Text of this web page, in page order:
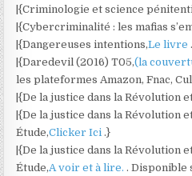
|{Criminologie et science
|{Cybercriminalité : les mafias
|{Dangereuses intentions,Le livre
|{Daredevil (2016) T05,(la
les plateformes Amazon, Fnac,
|{De la justice dans la Révolution
|{De la justice dans la Révolution
Étude,Clicker Ici.}
|{De la justice dans la Révolution
Étude,A voir et à lire.. Disponible